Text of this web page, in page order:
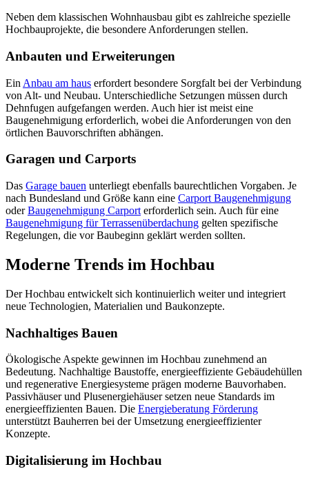
Neben dem klassischen Wohnhausbau gibt es zahlreiche spezielle
Hochbauprojekte, die besondere Anforderungen stellen.
Anbauten und Erweiterungen
Ein Anbau am haus erfordert besondere Sorgfalt bei der Verbindung
von Alt- und Neubau. Unterschiedliche Setzungen müssen durch
Dehnfugen aufgefangen werden. Auch hier ist meist eine
Baugenehmigung erforderlich, wobei die Anforderungen von den
örtlichen Bauvorschriften abhängen.
Garagen und Carports
Das Garage bauen unterliegt ebenfalls baurechtlichen Vorgaben. Je
nach Bundesland und Größe kann eine Carport Baugenehmigung
oderBaugenehmigung Carport erforderlich sein. Auch für eine
Baugenehmigung für Terrassenüberdachung gelten spezifische
Regelungen, die vor Baubeginn geklärt werden sollten.
Moderne Trends im Hochbau
Der Hochbau entwickelt sich kontinuierlich weiter und integriert
neue Technologien, Materialien und Baukonzepte.
Nachhaltiges Bauen
Ökologische Aspekte gewinnen im Hochbau zunehmend an
Bedeutung. Nachhaltige Baustoffe, energieeffiziente Gebäudehüllen
und regenerative Energiesysteme prägen moderne Bauvorhaben.
Passivhäuser und Plusenergiehäuser setzen neue Standards im
energieeffizienten Bauen. Die Energieberatung Förderung
unterstützt Bauherren bei der Umsetzung energieeffizienter
Konzepte.
Digitalisierung im Hochbau